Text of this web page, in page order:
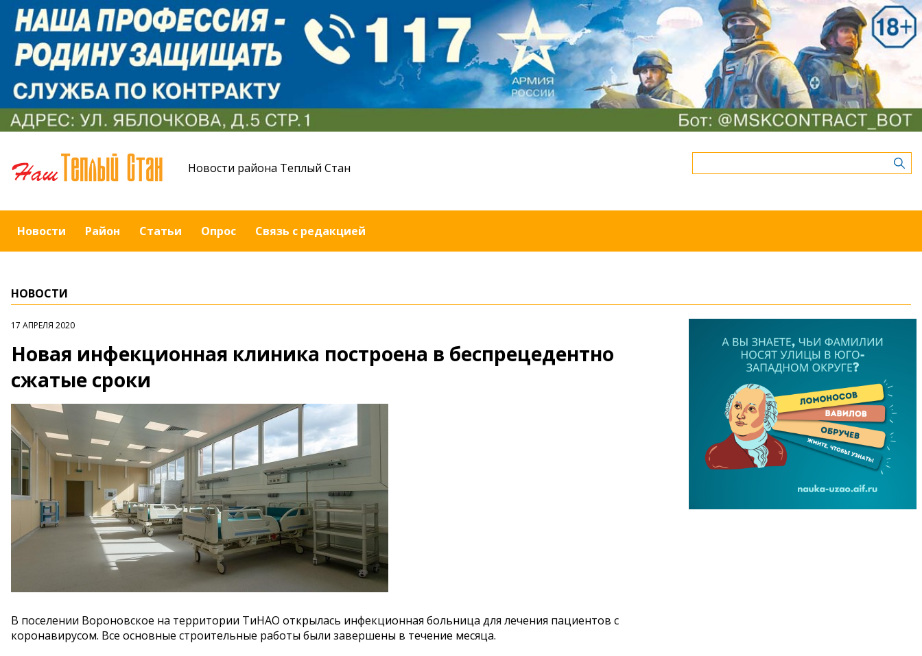
Новости района Теплый Стан
Новости Район Статьи Опрос Связь с редакцией
НОВОСТИ
17 АПРЕЛЯ 2020
Новая инфекционная клиника построена в беспрецедентно
сжатые сроки
В поселении Вороновское на территории ТиНАО открылась инфекционная больница для лечения пациентов с
коронавирусом. Все основные строительные работы были завершены в течение месяца.